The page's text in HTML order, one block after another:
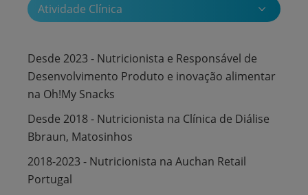
Atividade Clínica
Desde 2023 - Nutricionista e Responsável de
Desenvolvimento Produto e inovação alimentar
na Oh!My Snacks
Desde 2018 - Nutricionista na Clínica de Diálise
Bbraun, Matosinhos
2018-2023 - Nutricionista na Auchan Retail
Portugal